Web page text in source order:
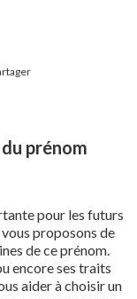
prénom
pour les futurs
proposons de
de ce prénom.
encore ses traits
aider à choisir un